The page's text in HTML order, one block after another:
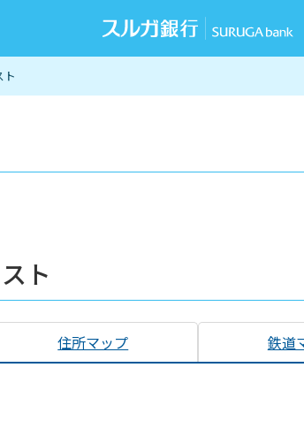
ト
ト
住所マップ 鉄道